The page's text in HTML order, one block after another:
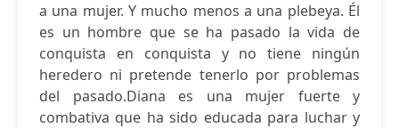
a una mujer. Y mucho menos a una plebeya. Él
es un hombre que se ha pasado la vida de
conquista en conquista y no tiene ningún
heredero ni pretende tenerlo por problemas
del pasado.Diana es una mujer fuerte y
combativa que ha sido educada para luchar y